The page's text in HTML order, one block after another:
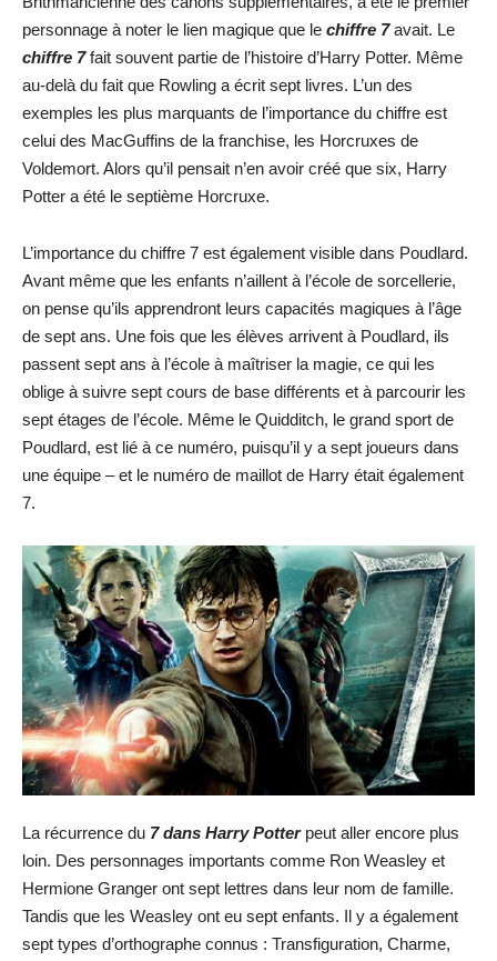
personnage à noter le lien magique que le chiffre 7avait. Le
chiffre 7fait souvent partie de l’histoire d’Harry Potter. Même
au-delà du fait que Rowling a écrit sept livres. L’un des
exemples les plus marquants de l’importance du chiffre est
celui des MacGuffins de la franchise, les Horcruxes de
Voldemort. Alors qu’il pensait n’en avoir créé que six, Harry
Potter a été le septième Horcruxe.
L’importance du chiffre 7 est également visible dans Poudlard.
Avant même que les enfants n’aillent à l’école de sorcellerie,
on pense qu’ils apprendront leurs capacités magiques à l’âge
de sept ans. Une fois que les élèves arrivent à Poudlard, ils
passent sept ans à l’école à maîtriser la magie, ce qui les
oblige à suivre sept cours de base différents et à parcourir les
sept étages de l’école. Même le Quidditch, le grand sport de
Poudlard, est lié à ce numéro, puisqu’il y a sept joueurs dans
une équipe – et le numéro de maillot de Harry était également
7.
La récurrence du 7 dans Harry Potterpeut aller encore plus
loin. Des personnages importants comme Ron Weasley et
Hermione Granger ont sept lettres dans leur nom de famille.
Tandis que les Weasley ont eu sept enfants. Il y a également
sept types d’orthographe connus : Transfiguration, Charme,